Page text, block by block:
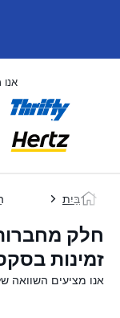
בַּיִת
חלק
זמינות
אנו מציעים השוואה